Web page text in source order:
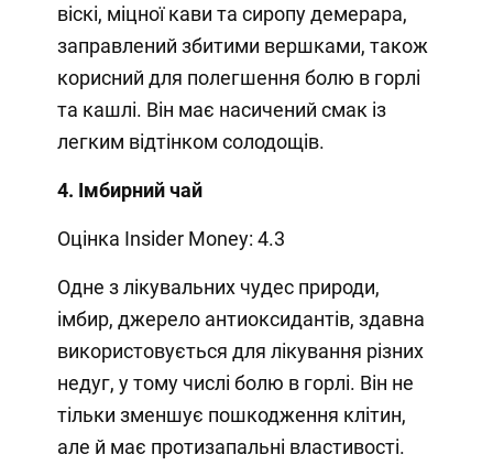
віскі, міцної кави та сиропу демерара,
заправлений збитими вершками, також
корисний для полегшення болю в горлі
та кашлі. Він має насичений смак із
легким відтінком солодощів.
4. Імбирний чай
Оцінка Insider Money: 4.3
Одне з лікувальних чудес природи,
імбир, джерело антиоксидантів, здавна
використовується для лікування різних
недуг, у тому числі болю в горлі. Він не
тільки зменшує пошкодження клітин,
але й має протизапальні властивості.